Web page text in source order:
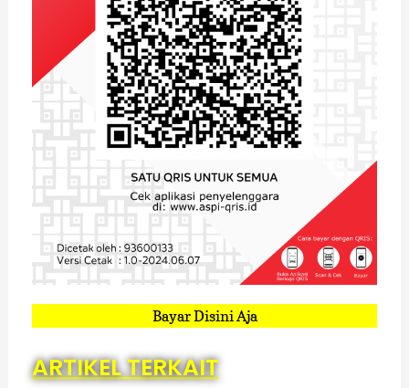
Bayar Disini Aja
ARTIKEL TERKAIT